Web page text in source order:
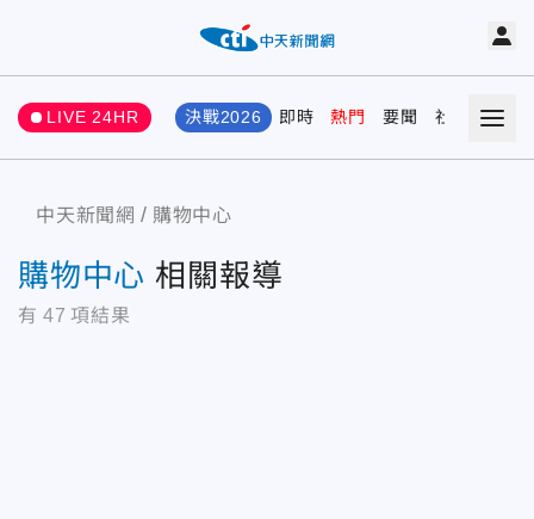
LIVE 24HR 決戰2026 即時 熱門 要聞 社會 娛樂
中天新聞網 購物中心
購物中心 相關報導
有 47 項結果